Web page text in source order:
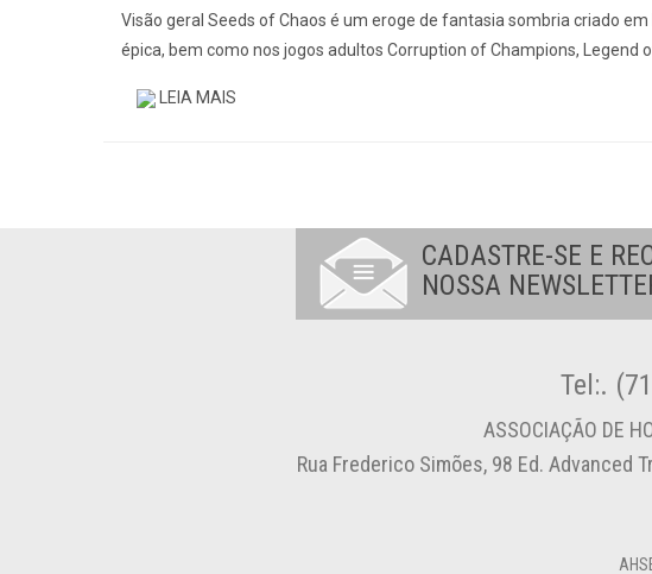
Visão geral Seeds of Chaos é um eroge de fantasia sombria criado
épica, bem como nos jogos adultos Corruption of Champions, Legend
LEIA MAIS
CADASTRE-SE E
NOSSA
Tel:.
ASSOCIAÇÃO DE
Rua Frederico Simões, 98 Ed. Advanced